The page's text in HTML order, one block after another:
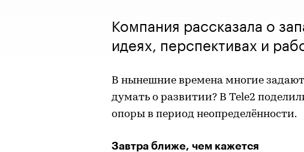
Компания рассказала о
идеях, перспективах и
В нынешние времена многие
думать о развитии? В Tele2
опоры в период неопределённости.
Завтра ближе, чем кажется